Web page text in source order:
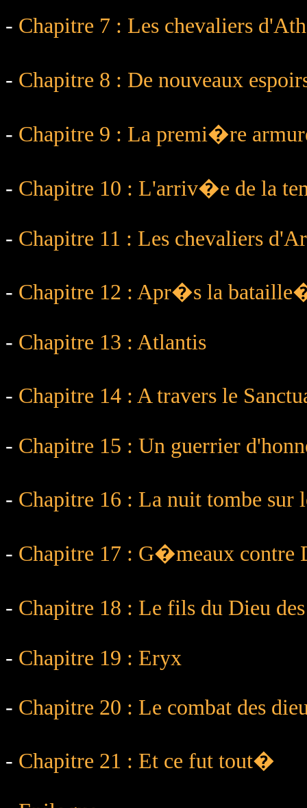
- Chapitre 7 : Les chevaliers
- Chapitre 8 : De nouveaux
- Chapitre 9 : La premi�re
- Chapitre 10 : L'arriv�e de la
- Chapitre 11 : Les chevaliers
- Chapitre 12 : Apr�s la
- Chapitre 13 : Atlantis
- Chapitre 14 : A travers le
- Chapitre 15 : Un guerrier
- Chapitre 16 : La nuit tombe sur
- Chapitre 17 : G�meaux contre
- Chapitre 18 : Le fils du Dieu
- Chapitre 19 : Eryx
- Chapitre 20 : Le combat des
- Chapitre 21 : Et ce fut tout�